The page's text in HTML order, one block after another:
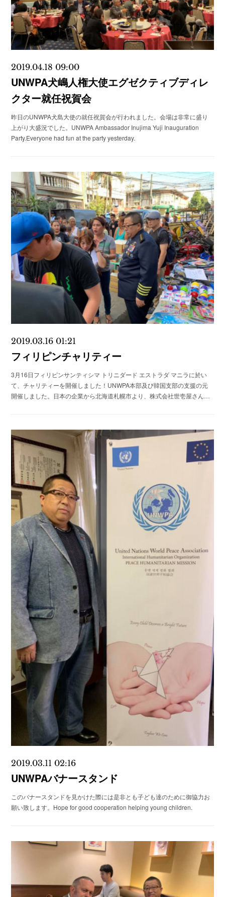
2019.04.18 09:00
UNWPA犬嶋人権大使エグゼクティブディレ
クター就任祝賀会
昨日のUNWPA犬島大使の就任祝賀会が行われました。会場は非常に盛り
上がり大盛況でした。UNWPA Ambassador Inujima Yuji Inauguration
Party.Everyone had fun at the party yesterday.
2019.03.16 01:21
フィリピンチャリティー
3月16日フィリピンサンティシマ トリニダード エストラダ マニラに於い
て、チャリティーを開催しました！UNWPA本部及び韓国支部の支援の元
開催しました。日本の企業から北海道札幌市より、株式会社世壱屋さん…
2019.03.11 02:16
UNWPAバナースタンド
このバナースタンドを見かけた際には是非とも子ども達のために御協力お
願い致します。Hope for good cooperation helping young children.